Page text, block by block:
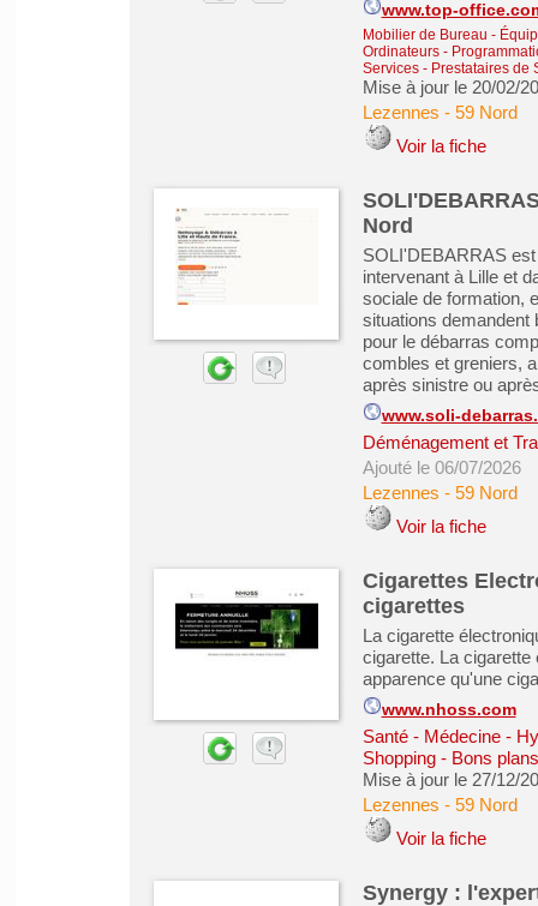
www.top-
Mobilier de Bureau -
Ordinateurs -
Services - Prestataires de
Mise à jour le 20/02/
Lezennes - 59 Nord
Voir la fiche
Nord
SOLI'DEBARRAS
intervenant à Lille et
sociale de formation,
situations demandent
pour le débarras
combles et greniers,
après sinistre ou
www.soli-
Déménagement et
Ajouté le 06/07/2026
Lezennes - 59 Nord
Voir la fiche
Cigarettes
cigarettes
La cigarette
cigarette. La
apparence qu'une
www.nhoss.com
Santé - Médecine -
Shopping - Bons
Mise à jour le 27/12/
Lezennes - 59 Nord
Voir la fiche
Synergy :